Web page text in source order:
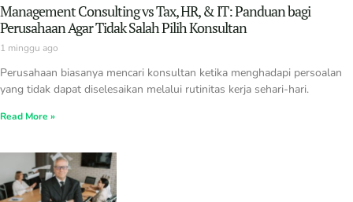
Management Consulting vs Tax, HR, & IT: Panduan bagi
Perusahaan Agar Tidak Salah Pilih Konsultan
1 minggu ago
Perusahaan biasanya mencari konsultan ketika menghadapi persoalan
yang tidak dapat diselesaikan melalui rutinitas kerja sehari-hari.
Read More »